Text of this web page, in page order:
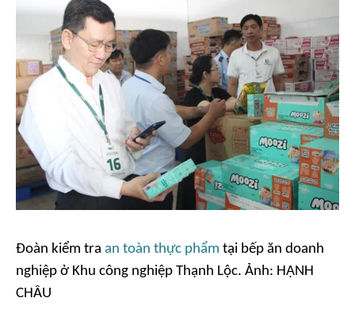
Đoàn kiểm tra an toàn thực phẩm tại bếp ăn doanh
nghiệp ở Khu công nghiệp Thạnh Lộc. Ảnh: HẠNH
CHÂU